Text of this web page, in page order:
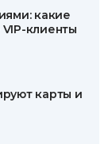
какие
клиенты
карты и